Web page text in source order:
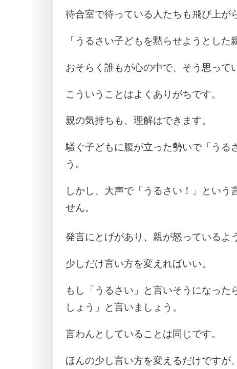
待合室で待っている人たちも飛び上が
「うるさい子どもを黙らせようとした
おそらく誰もが心の中で、そう思って
こういうことはよくありがちです。
親の気持ちも、理解はできます。
騒ぐ子どもに腹が立った勢いで「うる
う。
しかし、大声で「うるさい！」という
せん。
発言にとげがあり、親が怒っているよ
少しだけ言い方を変えればいい。
もし「うるさい」と言いそうになった
しょう」と言いましょう。
言わんとしていることは同じです。
ほんの少し言い方を変えるだけですが